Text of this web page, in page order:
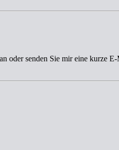
oder senden Sie mir eine kurze